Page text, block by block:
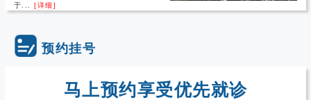
于...[详细]
预约挂号
马上预约享受优先就诊